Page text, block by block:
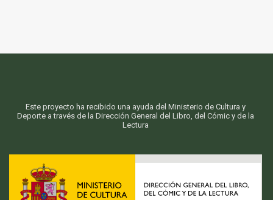
Este proyecto ha recibido una ayuda del Ministerio de Cultura y
Deporte a través de la Dirección General del Libro, del Cómic y de la
Lectura